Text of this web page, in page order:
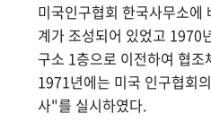
미국인구협회 한국사무소에
계가 조성되어 있었고 1970
구소 1층으로 이전하여 협
1971년에는 미국 인구협회
사"를 실시하였다.